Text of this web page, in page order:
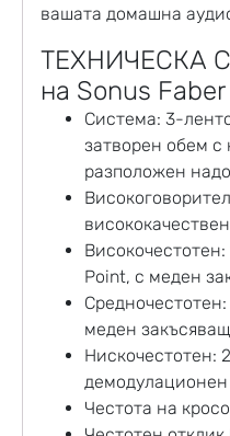
вашата домашна
ТЕХНИЧЕСКА
на Sonus
Система: 3-
затворен обем с
разположен
Високочестотен:
Point, с меден
меден
Нискочестотен:
демодулационен
Честота на